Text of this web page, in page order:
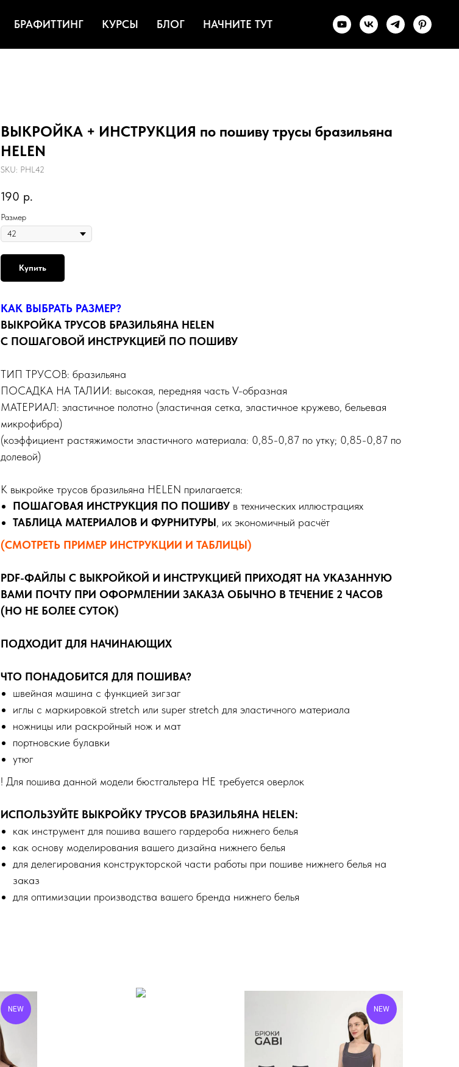
БРАФИТТИНГ КУРСЫ БЛОГ НАЧНИТЕ ТУТ
ВЫКРОЙКА + ИНСТРУКЦИЯ по пошиву трусы бразильяна
HELEN
SKU: PHL42
190 р.
Размер
Купить
КАК ВЫБРАТЬ РАЗМЕР?
ВЫКРОЙКА ТРУСОВ БРАЗИЛЬЯНА HELEN
С ПОШАГОВОЙ ИНСТРУКЦИЕЙ ПО ПОШИВУ
ТИП ТРУСОВ: бразильяна
ПОСАДКА НА ТАЛИИ: высокая, передняя часть V-образная
МАТЕРИАЛ: эластичное полотно (эластичная сетка, эластичное кружево, бельевая
микрофибра)
(коэффициент растяжимости эластичного материала: 0,85-0,87 по утку; 0,85-0,87 по
долевой)
К выкройке трусов бразильяна HELEN прилагается:
ПОШАГОВАЯ ИНСТРУКЦИЯ ПО ПОШИВУ в технических иллюстрациях
ТАБЛИЦА МАТЕРИАЛОВ И ФУРНИТУРЫ, их экономичный расчёт
(СМОТРЕТЬ ПРИМЕР ИНСТРУКЦИИ И ТАБЛИЦЫ)
PDF-ФАЙЛЫ С ВЫКРОЙКОЙ И ИНСТРУКЦИЕЙ ПРИХОДЯТ НА УКАЗАННУЮ
ВАМИ ПОЧТУ ПРИ ОФОРМЛЕНИИ ЗАКАЗА ОБЫЧНО В ТЕЧЕНИЕ 2 ЧАСОВ
(НО НЕ БОЛЕЕ СУТОК)
ПОДХОДИТ ДЛЯ НАЧИНАЮЩИХ
ЧТО ПОНАДОБИТСЯ ДЛЯ ПОШИВА?
швейная машина с функцией зигзаг
иглы с маркировкой stretch или super stretch для эластичного материала
ножницы или раскройный нож и мат
портновские булавки
утюг
! Для пошива данной модели бюстгальтера НЕ требуется оверлок
ИСПОЛЬЗУЙТЕ ВЫКРОЙКУ ТРУСОВ БРАЗИЛЬЯНА HELEN:
как инструмент для пошива вашего гардероба нижнего белья
как основу моделирования вашего дизайна нижнего белья
для делегирования конструкторской части работы при пошиве нижнего белья на
заказ
для оптимизации производства вашего бренда нижнего белья
NEW NEW